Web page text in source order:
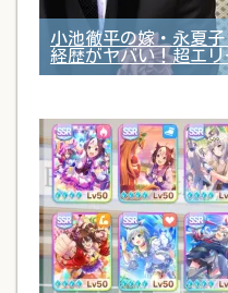
小池徹平の嫁・永夏
経歴がヤバい！超エリ